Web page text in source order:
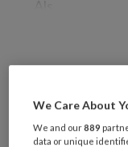
Wil
We Care About
We and our889
data or unique